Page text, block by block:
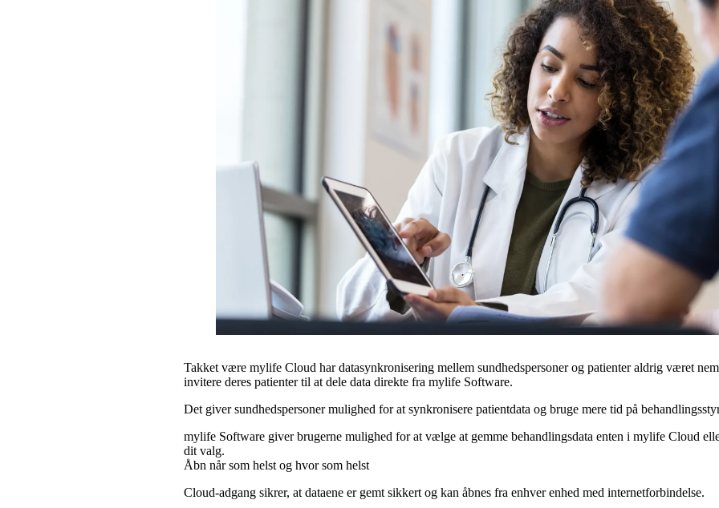
Takket være mylife Cloud har datasynkronisering mellem sundhedspersoner og patienter aldrig været
invitere deres patienter til at dele data direkte fra mylife Software.
Det giver sundhedspersoner mulighed for at synkronisere patientdata og bruge mere tid på
mylife Software giver brugerne mulighed for at vælge at gemme behandlingsdata enten i mylife Cloud
dit valg.
Åbn når som helst og hvor som helst
Cloud-adgang sikrer, at dataene er gemt sikkert og kan åbnes fra enhver enhed med internetforbindelse.